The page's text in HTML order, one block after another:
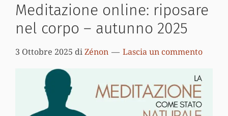
Meditazione online: riposare
nel corpo – autunno 2025
3 Ottobre 2025 diZénon Lascia un commento